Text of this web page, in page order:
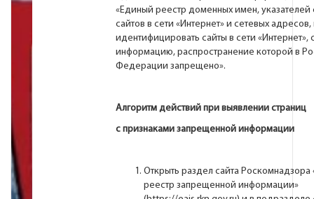
«Единый реестр доменных имен, указателей
сайтов в сети «Интернет» и сетевых
идентифицировать сайты в сети
информацию, распространение которой в
Федерации запрещено».
Алгоритм действий при выявлении страниц
с признаками запрещенной информации
Открыть раздел сайта Роскомнадзора
реестр запрещенной информации»